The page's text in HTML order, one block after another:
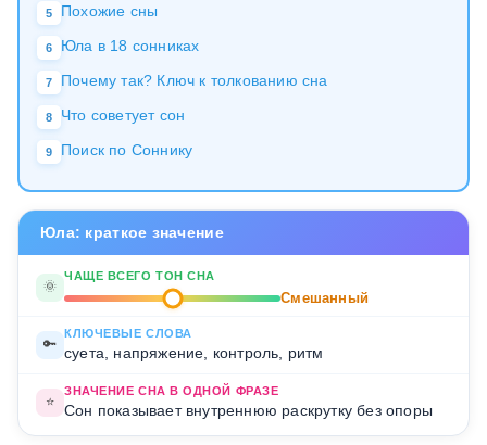
5 Похожие сны
6 Юла в 18 сонниках
7 Почему так? Ключ к толкованию сна
8 Что советует сон
9 Поиск по Соннику
Юла: краткое значение
🌞
ЧАЩЕ ВСЕГО ТОН СНА
Смешанный
🔑
КЛЮЧЕВЫЕ СЛОВА
суета, напряжение, контроль, ритм
⭐
ЗНАЧЕНИЕ СНА В ОДНОЙ ФРАЗЕ
Сон показывает внутреннюю раскрутку без опоры